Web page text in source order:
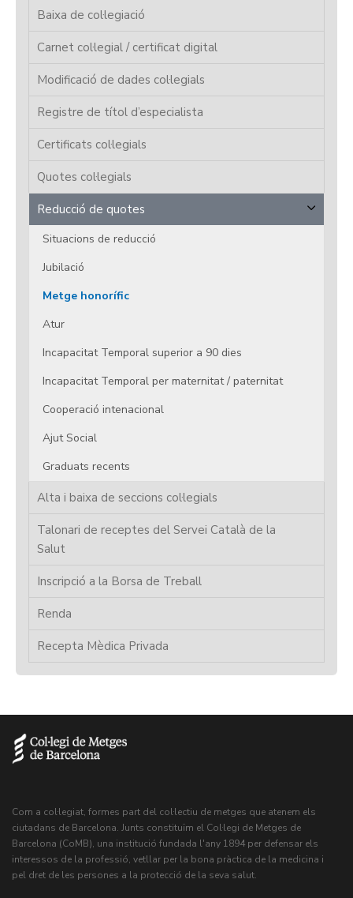
Baixa de col·legiació
Carnet col·legial / certificat digital
Modificació de dades col·legials
Registre de títol d’especialista
Certificats col·legials
Quotes col·legials
Reducció de quotes
Situacions de reducció
Jubilació
Metge honorífic
Atur
Incapacitat Temporal superior a 90 dies
Incapacitat Temporal per maternitat / paternitat
Cooperació intenacional
Ajut Social
Graduats recents
Alta i baixa de seccions col·legials
Talonari de receptes del Servei Català de la
Salut
Inscripció a la Borsa de Treball
Renda
Recepta Mèdica Privada
Com a col·legiat, formes part del col·lectiu de metges que atenem els
ciutadans de Barcelona. Junts constituïm el Col·legi de Metges de
Barcelona (CoMB), una institució fundada l'any 1894 per defensar els
interessos de la professió, vetllar per la bona pràctica de la medicina i
pel dret de les persones a la protecció de la seva salut.